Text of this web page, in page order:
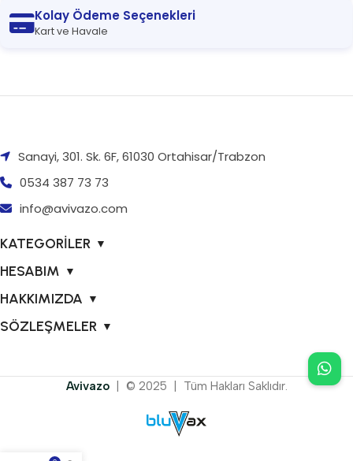
Kolay Ödeme Seçenekleri
Kart ve Havale
Sanayi, 301. Sk. 6F, 61030 Ortahisar/Trabzon
0534 387 73 73
info@avivazo.com
KATEGORİLER ▼
HESABIM ▼
HAKKIMIZDA ▼
SÖZLEŞMELER ▼
Avivazo | © 2025 | Tüm Hakları Saklıdır.